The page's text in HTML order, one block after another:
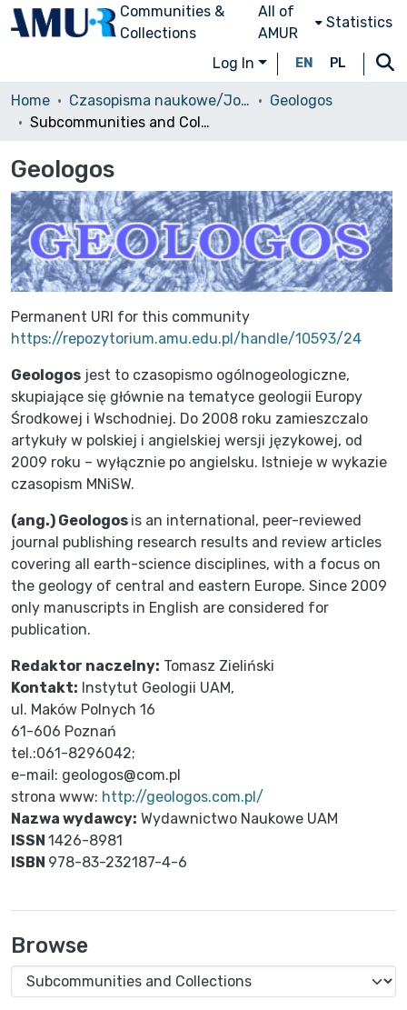
Communities &
Collections
All of
AMUR
Statistics
Log In EN PL
Home Czasopisma naukowe/Journals
Geologos
Subcommunities and Collections
Geologos
Permanent URI for this community
https://repozytorium.amu.edu.pl/handle/10593/24
Geologos jest to czasopismo ogólnogeologiczne,
skupiające się głównie na tematyce geologii Europy
Środkowej i Wschodniej. Do 2008 roku zamieszczalo
artykuły w polskiej i angielskiej wersji językowej, od
2009 roku – wyłącznie po angielsku. Istnieje w wykazie
czasopism MNiSW.
(ang.) Geologos is an international, peer-reviewed
journal publishing research results and review articles
covering all earth-science disciplines, with a focus on
the geology of central and eastern Europe. Since 2009
only manuscripts in English are considered for
publication.
Redaktor naczelny: Tomasz Zieliński
Kontakt: Instytut Geologii UAM,
ul. Maków Polnych 16
61-606 Poznań
tel.:061-8296042;
e-mail: geologos@com.pl
strona www: http://geologos.com.pl/
Nazwa wydawcy: Wydawnictwo Naukowe UAM
ISSN 1426-8981
ISBN 978-83-232187-4-6
Browse